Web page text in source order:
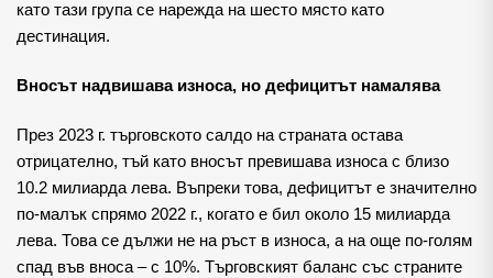
като тази група се нарежда на шесто място като
дестинация.
Вносът надвишава износа, но дефицитът намалява
През 2023 г. търговското салдо на страната остава
отрицателно, тъй като вносът превишава износа с близо
10.2 милиарда лева. Въпреки това, дефицитът е значително
по-малък спрямо 2022 г., когато е бил около 15 милиарда
лева. Това се дължи не на ръст в износа, а на още по-голям
спад във вноса – с 10%. Търговският баланс със страните